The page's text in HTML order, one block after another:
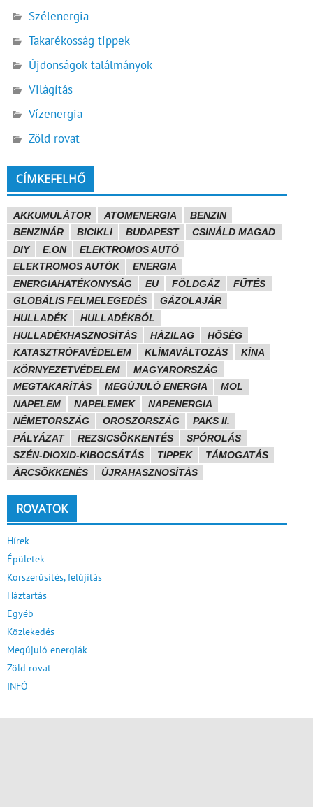
Szélenergia
Takarékosság tippek
Újdonságok-találmányok
Világítás
Vízenergia
Zöld rovat
CÍMKEFELHŐ
AKKUMULÁTOR ATOMENERGIA
BENZIN
BENZINÁR
BICIKLI BUDAPEST
CSINÁLD MAGAD
DIY
E.ON
ELEKTROMOS AUTÓ
ELEKTROMOS AUTÓK
ENERGIA
ENERGIAHATÉKONYSÁG
EU FÖLDGÁZ
FŰTÉS
GLOBÁLIS FELMELEGEDÉS
GÁZOLAJÁR
HULLADÉK
HULLADÉKBÓL
HULLADÉKHASZNOSÍTÁS
HÁZILAG
HŐSÉG
KATASZTRÓFAVÉDELEM
KLÍMAVÁLTOZÁS
KÍNA
KÖRNYEZETVÉDELEM
MAGYARORSZÁG
MEGTAKARÍTÁS
MEGÚJULÓ ENERGIA
MOL
NAPELEM
NAPELEMEK
NAPENERGIA
NÉMETORSZÁG
OROSZORSZÁG
PAKS II.
PÁLYÁZAT
REZSICSÖKKENTÉS
SPÓROLÁS
SZÉN-DIOXID-KIBOCSÁTÁS
TIPPEK
TÁMOGATÁS
ÁRCSÖKKENÉS
ÚJRAHASZNOSÍTÁS
ROVATOK
Hírek
Épületek
Korszerűsítés, felújítás
Háztartás
Egyéb
Közlekedés
Megújuló energiák
Zöld rovat
INFÓ